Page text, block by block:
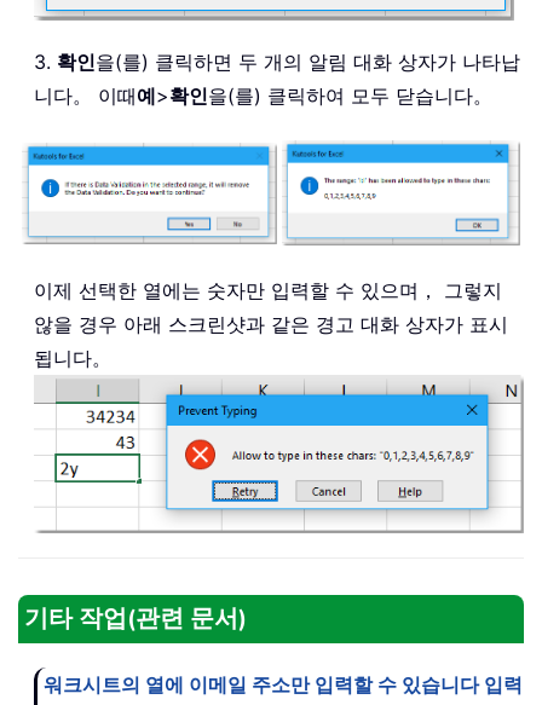
3. 확인을(를) 클릭하면 두 개의 알림 대화 상자가 나타납
니다。 이때예>확인을(를) 클릭하여 모두 닫습니다。
이제 선택한 열에는 숫자만 입력할 수 있으며， 그렇지
않을 경우 아래 스크린샷과 같은 경고 대화 상자가 표시
됩니다。
기타 작업(관련 문서)
워크시트의 열에 이메일 주소만 입력할 수 있습니다 입력